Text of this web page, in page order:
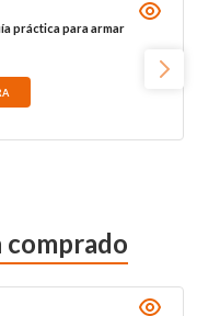
práctica para armar
comprado